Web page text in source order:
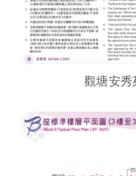
觀塘安秀